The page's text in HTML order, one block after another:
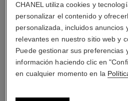
Pendientes de clip con varilla
perforados y no perforados
Estas piezas pueden
boutique. Para evitar dañarlas,
CHANEL utiliza cookies y
personalizar el contenido y
personalizada, incluidos anuncios
relevantes en nuestro sitio web y
Puede gestionar sus preferencias
información haciendo clic en
en cualquier momento en la